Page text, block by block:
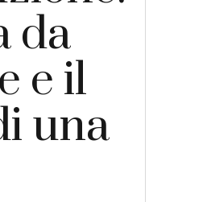
da
e il
una